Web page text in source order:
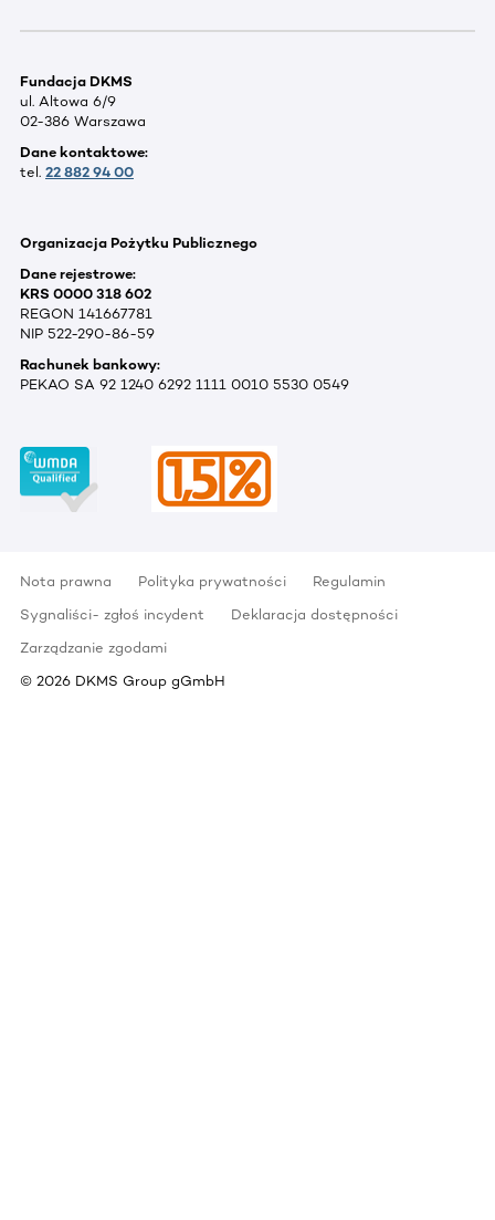
Fundacja DKMS
ul. Altowa 6/9
02-386 Warszawa
Dane kontaktowe:
tel. 22 882 94 00
Organizacja Pożytku Publicznego
Dane rejestrowe:
KRS 0000 318 602
REGON 141667781
NIP 522-290-86-59
Rachunek bankowy:
PEKAO SA 92 1240 6292 1111 0010 5530 0549
Nota prawna Polityka prywatności
Regulamin
Sygnaliści- zgłoś incydent
Deklaracja dostępności
Zarządzanie zgodami
© 2026 DKMS Group gGmbH